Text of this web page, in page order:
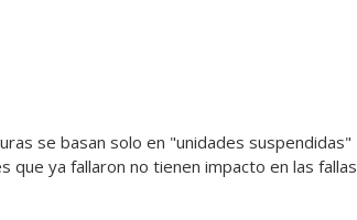
se basan solo en "unidades suspendidas"
que ya fallaron no tienen impacto en las fallas